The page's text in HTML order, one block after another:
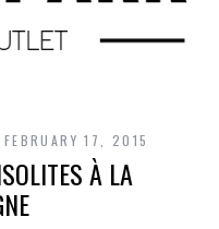
FEBRUARY 17, 2015
À LA